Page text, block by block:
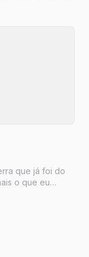
que já foi do
o que eu